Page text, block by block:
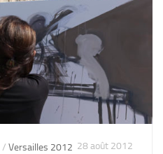
/ Versailles 2012 28 août 2012